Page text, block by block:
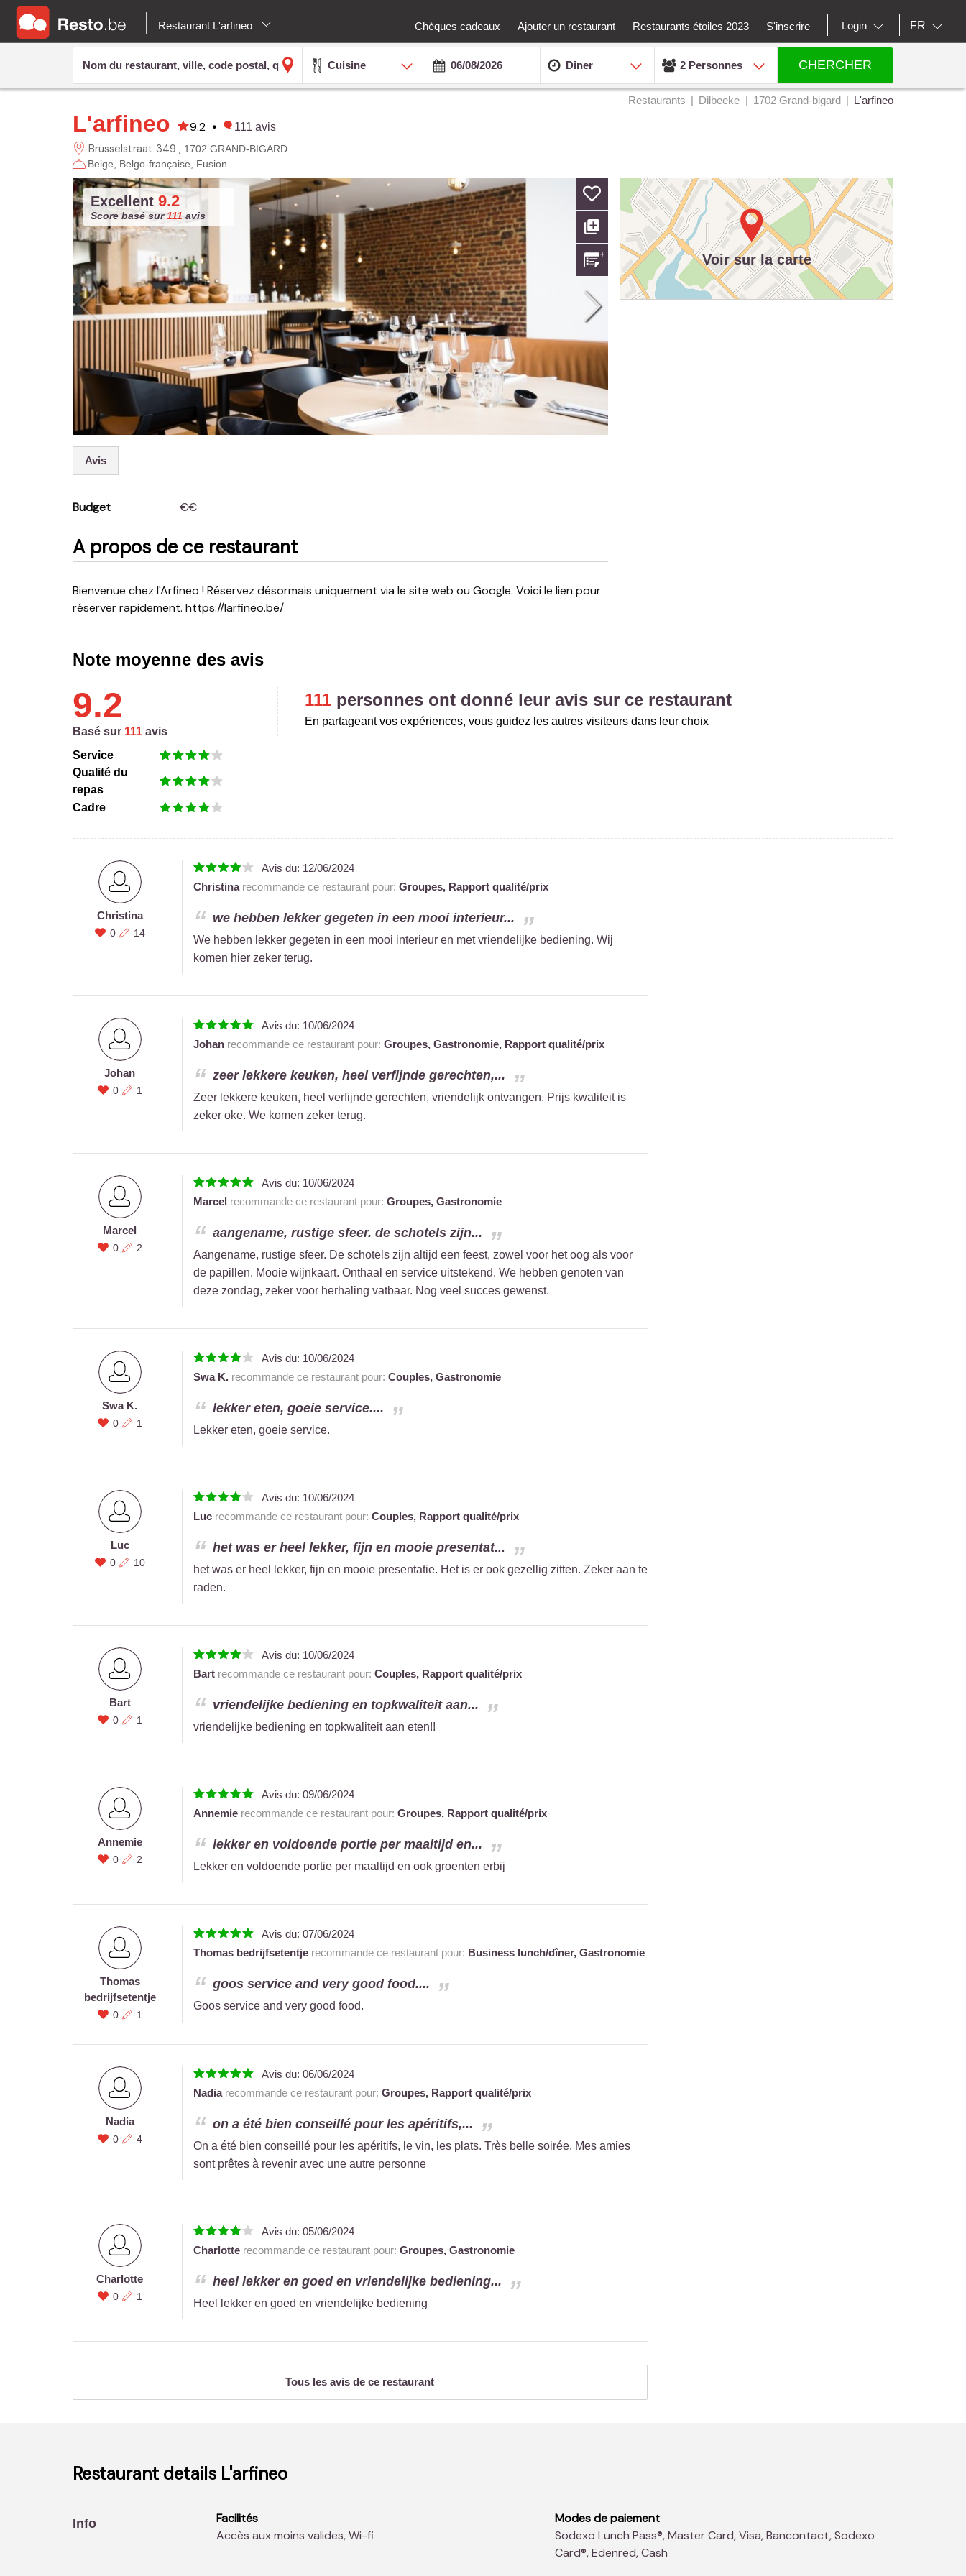
Restaurant L'arfineo Chèques cadeaux Ajouter un restaurant Restaurants étoiles 2023 S'inscrire Login FR
Cuisine Diner 2 Personnes CHERCHER
Restaurants Dilbeeke 1702 Grand-bigard L'arfineo
L'arfineo 9.2 • 111 avis
Brusselstraat 349
1702 GRAND-BIGARD
Belge
Belgo-française Fusion
Excellent 9.2
Score basé sur111 avis
Avis
Budget €€
A propos de ce restaurant
Bienvenue chez l'Arfineo ! Réservez désormais uniquement via le site web ou Google. Voici le lien pour
réserver rapidement. https://larfineo.be/
Voir sur la carte
Note moyenne des avis
9.2
Basé sur 111 avis
Service
Qualité du
repas
Cadre
111 personnes ont donné leur avis sur ce restaurant
En partageant vos expériences, vous guidez les autres visiteurs dans leur choix
Christina
0 14
Avis du: 12/06/2024
Christinarecommande ce restaurant pour: Groupes, Rapport qualité/prix
we hebben lekker gegeten in een mooi interieur...
We hebben lekker gegeten in een mooi interieur en met vriendelijke bediening. Wij
komen hier zeker terug.
Johan
0 1
Avis du: 10/06/2024
Johanrecommande ce restaurant pour: Groupes, Gastronomie, Rapport qualité/prix
zeer lekkere keuken, heel verfijnde gerechten,...
Zeer lekkere keuken, heel verfijnde gerechten, vriendelijk ontvangen. Prijs kwaliteit is
zeker oke. We komen zeker terug.
Marcel
0 2
Avis du: 10/06/2024
Marcel recommande ce restaurant pour: Groupes, Gastronomie
aangename, rustige sfeer. de schotels zijn...
Aangename, rustige sfeer. De schotels zijn altijd een feest, zowel voor het oog als voor
de papillen. Mooie wijnkaart. Onthaal en service uitstekend. We hebben genoten van
deze zondag, zeker voor herhaling vatbaar. Nog veel succes gewenst.
Swa K.
0 1
Avis du: 10/06/2024
Swa K.recommande ce restaurant pour: Couples, Gastronomie
lekker eten, goeie service....
Lekker eten, goeie service.
Luc
0 10
Avis du: 10/06/2024
Lucrecommande ce restaurant pour: Couples, Rapport qualité/prix
het was er heel lekker, fijn en mooie presentat...
het was er heel lekker, fijn en mooie presentatie. Het is er ook gezellig zitten. Zeker aan te
raden.
Bart
0 1
Avis du: 10/06/2024
Bartrecommande ce restaurant pour: Couples, Rapport qualité/prix
vriendelijke bediening en topkwaliteit aan...
vriendelijke bediening en topkwaliteit aan eten!!
Annemie
0 2
Avis du: 09/06/2024
Annemierecommande ce restaurant pour: Groupes, Rapport qualité/prix
lekker en voldoende portie per maaltijd en...
Lekker en voldoende portie per maaltijd en ook groenten erbij
Thomas
bedrijfsetentje
0 1
Avis du: 07/06/2024
Thomas bedrijfsetentjerecommande ce restaurant pour: Business lunch/dîner, Gastronomie
goos service and very good food....
Goos service and very good food.
Nadia
0 4
Avis du: 06/06/2024
Nadiarecommande ce restaurant pour: Groupes, Rapport qualité/prix
on a été bien conseillé pour les apéritifs,...
On a été bien conseillé pour les apéritifs, le vin, les plats. Très belle soirée. Mes amies
sont prêtes à revenir avec une autre personne
Charlotte
0 1
Avis du: 05/06/2024
Charlotterecommande ce restaurant pour: Groupes, Gastronomie
heel lekker en goed en vriendelijke bediening...
Heel lekker en goed en vriendelijke bediening
Tous les avis de ce restaurant
Restaurant details L'arfineo
Info
Facilités
Accès aux moins valides, Wi-fi
Modes de paiement
Sodexo Lunch Pass®, Master Card, Visa, Bancontact, Sodexo
Card®, Edenred, Cash